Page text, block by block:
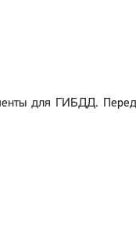
для ГИБДД.